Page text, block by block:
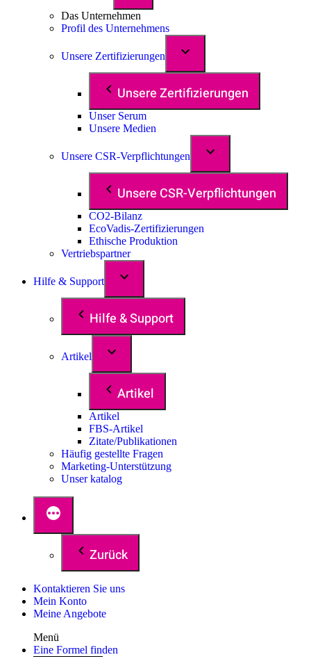
Das Unternehmen
Profil des Unternehmens
Unsere Zertifizierungen
Unsere Zertifizierungen
Unser Serum
Unsere Medien
Unsere CSR-Verpflichtungen
Unsere CSR-Verpflichtungen
CO2-Bilanz
EcoVadis-Zertifizierungen
Ethische Produktion
Vertriebspartner
Hilfe & Support
Hilfe & Support
Artikel
Artikel
Artikel
FBS-Artikel
Zitate/Publikationen
Häufig gestellte Fragen
Marketing-Unterstützung
Unser katalog
Zurück
Kontaktieren Sie uns
Mein Konto
Meine Angebote
Menü
Eine Formel finden